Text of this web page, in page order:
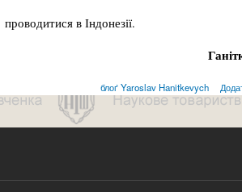
в Індонезії.
Г
блоґ Yaroslav Hanitkevych